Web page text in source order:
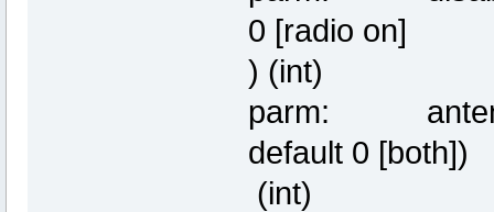
0 [radio on]
) (int)
parm:
default 0 [both])
(int)